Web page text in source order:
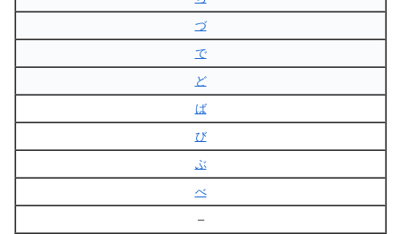
づ
で
ど
ば
び
ぶ
べ
–